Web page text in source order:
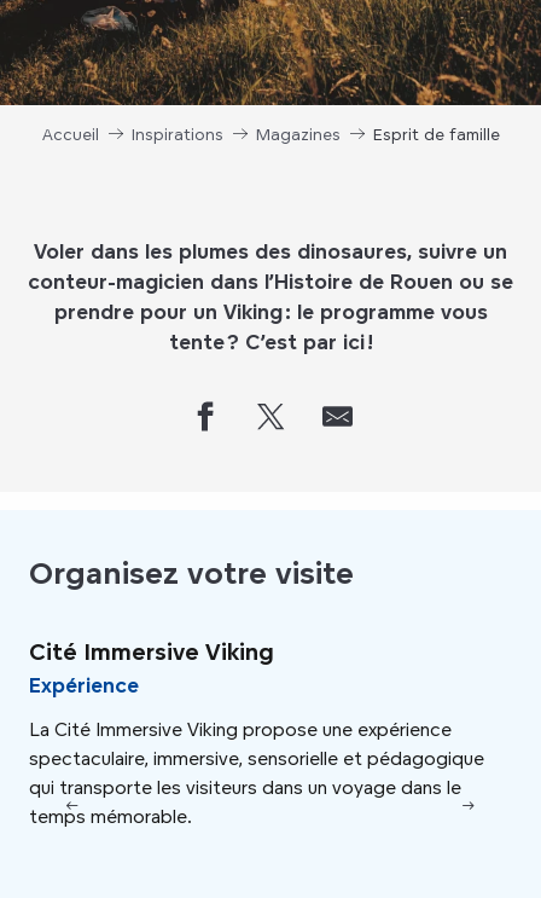
Accueil Inspirations Magazines Esprit de famille
Voler dans les plumes des dinosaures, suivre un
conteur-magicien dans l’Histoire de Rouen ou se
prendre pour un Viking : le programme vous
tente ? C’est par ici !
Organisez votre visite
Cité Immersive Viking
Expérience
La Cité Immersive Viking propose une expérience
spectaculaire, immersive, sensorielle et pédagogique
qui transporte les visiteurs dans un voyage dans le
temps mémorable.